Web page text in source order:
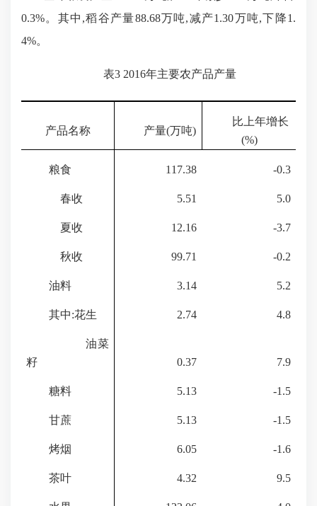
0.3%。其中,稻谷产量88.68万吨,减产1.30万吨,下降1.
4%。
表3 2016年主要农产品产量
产品名称 产量(万吨)
比上年增长
(%)
粮食 117.38 -0.3
春收 5.51 5.0
夏收 12.16 -3.7
秋收 99.71 -0.2
油料 3.14 5.2
其中:花生 2.74 4.8
油菜
籽
0.37 7.9
糖料 5.13 -1.5
甘蔗 5.13 -1.5
烤烟 6.05 -1.6
茶叶 4.32 9.5